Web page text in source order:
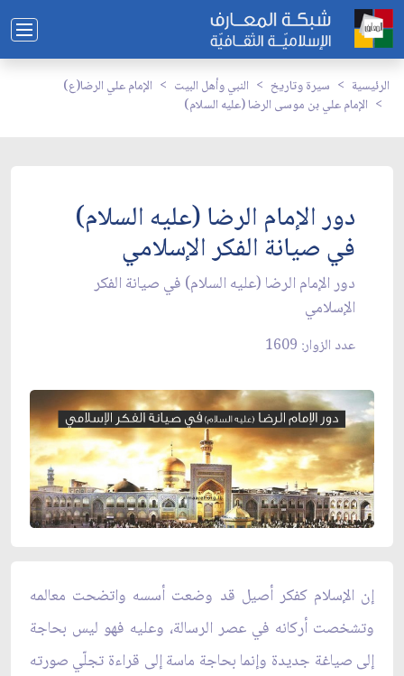
الرئيسية سيرة وتاريخ النبي وأهل البيت
الإمام علي الرضا(ع)
الإمام علي بن موسى الرضا (عليه السلام)
دور الإمام الرضا (عليه السلام)
في صيانة الفكر الإسلامي
دور الإمام الرضا (عليه السلام) في صيانة الفكر
الإسلامي
عدد الزوار: 1609
إن الإسلام كفكر أصيل قد وضعت أسسه واتضحت معالمه
وتشخصت أركانه في عصر الرسالة، وعليه فهو ليس بحاجة
إلى صياغة جديدة وإنما بحاجة ماسة إلى قراءة تجلّي صورته